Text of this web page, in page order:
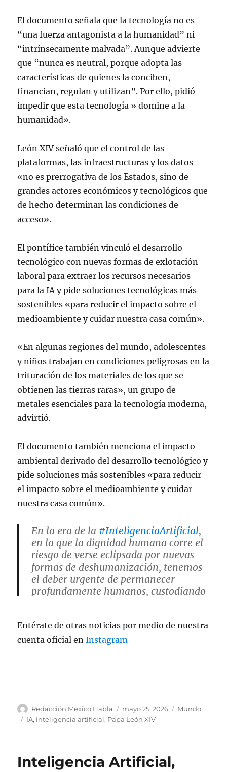
El documento señala que la tecnología no es
“una fuerza antagonista a la humanidad” ni
“intrínsecamente malvada”. Aunque advierte
que “nunca es neutral, porque adopta las
características de quienes la conciben,
financian, regulan y utilizan”. Por ello, pidió
impedir que esta tecnología » domine a la
humanidad».
León XIV señaló que el control de las
plataformas, las infraestructuras y los datos
«no es prerrogativa de los Estados, sino de
grandes actores económicos y tecnológicos que
de hecho determinan las condiciones de
acceso».
El pontífice también vinculó el desarrollo
tecnológico con nuevas formas de exlotación
laboral para extraer los recursos necesarios
para la IA y pide soluciones tecnológicas más
sostenibles «para reducir el impacto sobre el
medioambiente y cuidar nuestra casa común».
«En algunas regiones del mundo, adolescentes
y niños trabajan en condiciones peligrosas en la
trituración de los materiales de los que se
obtienen las tierras raras», un grupo de
metales esenciales para la tecnología moderna,
advirtió.
El documento también menciona el impacto
ambiental derivado del desarrollo tecnológico y
pide soluciones más sostenibles «para reducir
el impacto sobre el medioambiente y cuidar
nuestra casa común».
En la era de la #InteligenciaArtificial,
en la que la dignidad humana corre el
riesgo de verse eclipsada por nuevas
formas de deshumanización, tenemos
el deber urgente de permanecer
profundamente humanos, custodiando
— Papa León XIV (@Pontifex_es)
Entérate de otras noticias por medio de nuestra
cuenta oficial enInstagram
A
u
Redacción México Habla
P
u
c
mayo 25, 2026
C
Mundo
E
u
IA, inteligencia artificial, Papa León XIV
Inteligencia Artificial,